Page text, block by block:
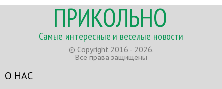
ПРИКОЛЬНО
Самые интересные и веселые новости
© Copyright 2016 - 2026.
Все права защищены
О НАС